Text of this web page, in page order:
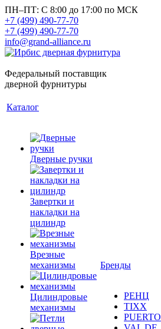
ПН–ПТ: С 8:00 до 17:00 по МСК
+7 (499) 490-77-70
+7 (499) 490-77-70
info@grand-alliance.ru
Федеральный поставщик
дверной фурнитуры
Каталог
Дверные ручки
Завертки и
накладки на
цилиндр
Врезные
механизмы
Цилиндровые
механизмы
Бренды
РЕНЦ
TIXX
PUERTO